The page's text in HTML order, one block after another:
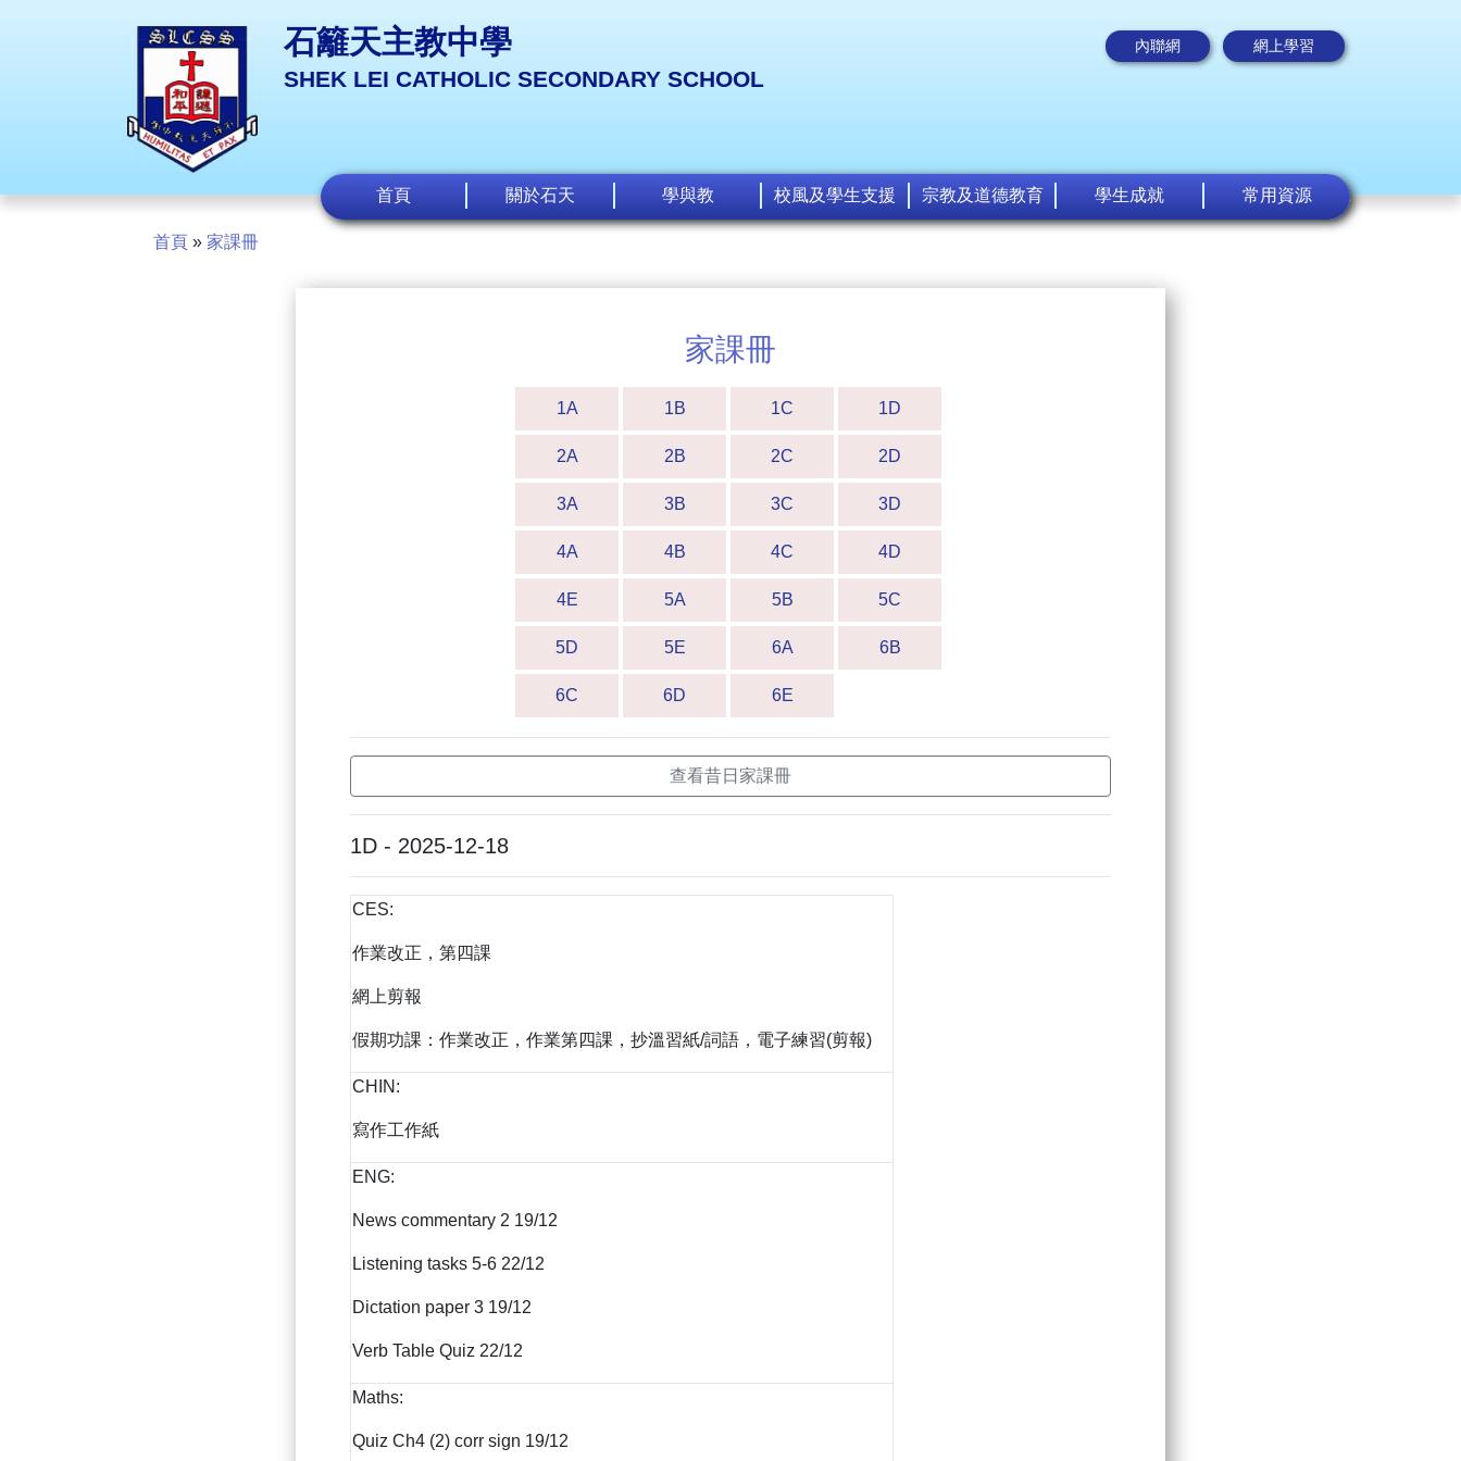
石籬天主教中學
SHEK LEI CATHOLIC SECONDARY SCHOOL
內聯網 網上學習
首頁 關於石天 學與教 校風及學生支援 宗教及道德教育 學生成就 常用資源
首頁 » 家課冊
家課冊
1A 1B 1C 1D
2A 2B 2C 2D
3A 3B 3C 3D
4A 4B 4C 4D
4E 5A 5B 5C
5D 5E 6A 6B
6C 6D 6E
查看昔日家課冊
1D - 2025-12-18
CES:
作業改正，第四課
網上剪報
假期功課：作業改正，作業第四課，抄溫習紙/詞語，電子練習(剪報)
CHIN:
寫作工作紙
ENG:
News commentary 2 19/12
Listening tasks 5-6 22/12
Dictation paper 3 19/12
Verb Table Quiz 22/12
Maths:
Quiz Ch4 (2) corr sign 19/12